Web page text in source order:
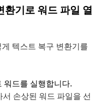
기로 워드 파일 열
텍스트 복구 변환기를
워드를 실행합니다.
손상된 워드 파일을 선